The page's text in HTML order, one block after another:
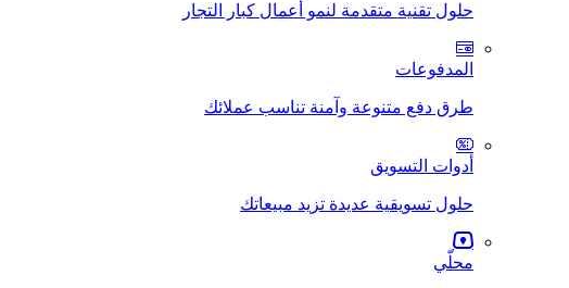
حلول تقنية متقدمة لنمو أعمال كبار التجار
المدفوعات
طرق دفع متنوعة وآمنة تناسب عملائك
أدوات التسويق
حلول تسويقية عديدة تزيد مبيعاتك
محلّي